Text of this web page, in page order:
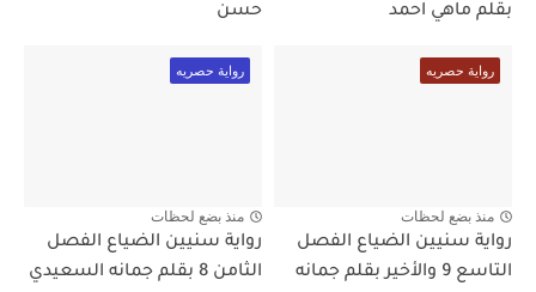
بقلم ماهي احمد
حسن
رواية حصريه
منذ بضع لحظات
رواية سنيين الضياع الفصل
التاسع 9 والأخير بقلم جمانه
رواية حصريه
منذ بضع لحظات
رواية سنيين الضياع الفصل
الثامن 8 بقلم جمانه السعيدي